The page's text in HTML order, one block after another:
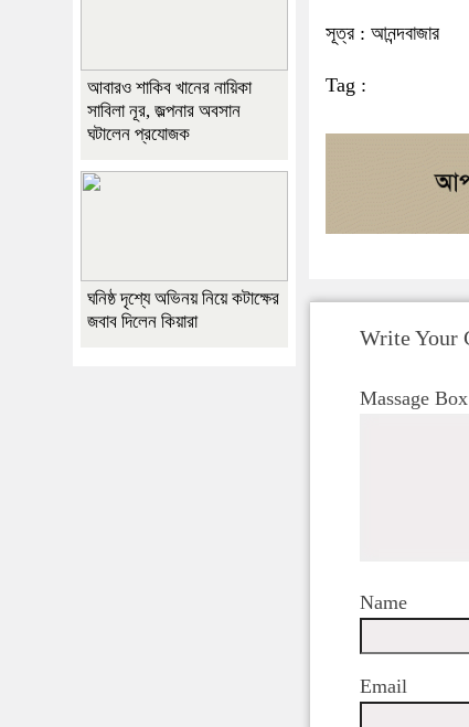
সূত্র : আনন্দবাজার
Tag :
Write Your
Massage Box
Name
Email
আবারও শাকিব খানের নায়িকা
সাবিলা নূর, জল্পনার অবসান
ঘটালেন প্রযোজক
ঘনিষ্ঠ দৃশ্যে অভিনয় নিয়ে কটাক্ষের
জবাব দিলেন কিয়ারা